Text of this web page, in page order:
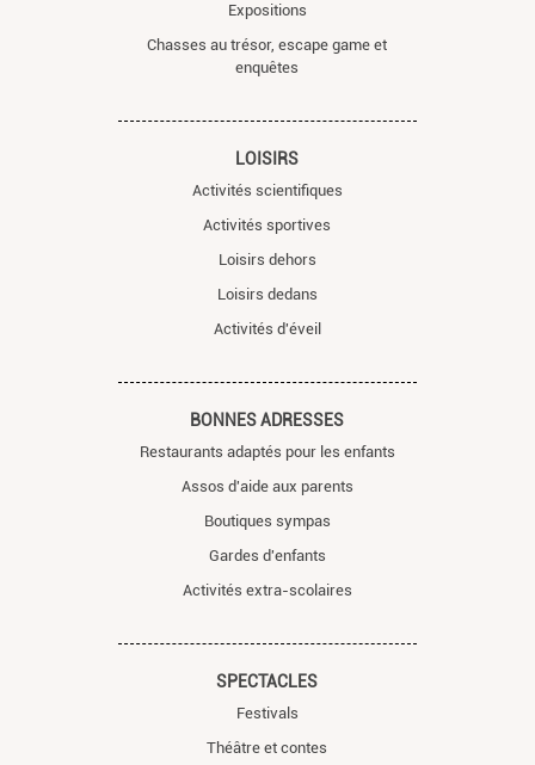
Expositions
Chasses au trésor, escape game et
enquêtes
LOISIRS
Activités scientifiques
Activités sportives
Loisirs dehors
Loisirs dedans
Activités d'éveil
BONNES ADRESSES
Restaurants adaptés pour les enfants
Assos d'aide aux parents
Boutiques sympas
Gardes d'enfants
Activités extra-scolaires
SPECTACLES
Festivals
Théâtre et contes